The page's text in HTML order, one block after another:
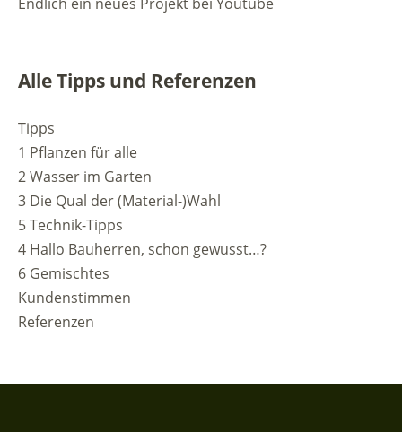
Alle Tipps und Referenzen
Tipps
1 Pflanzen für alle
2 Wasser im Garten
3 Die Qual der (Material-)Wahl
5 Technik-Tipps
4 Hallo Bauherren, schon gewusst…?
6 Gemischtes
Kundenstimmen
Referenzen